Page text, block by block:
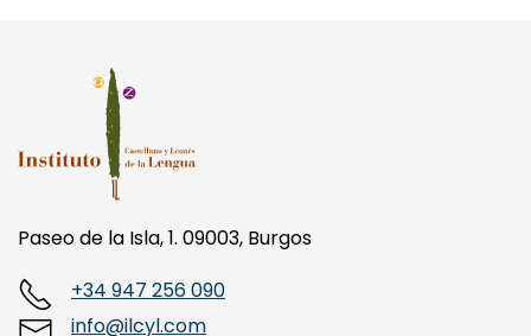
Paseo de la Isla, 1. 09003, Burgos
info@ilcyl.com